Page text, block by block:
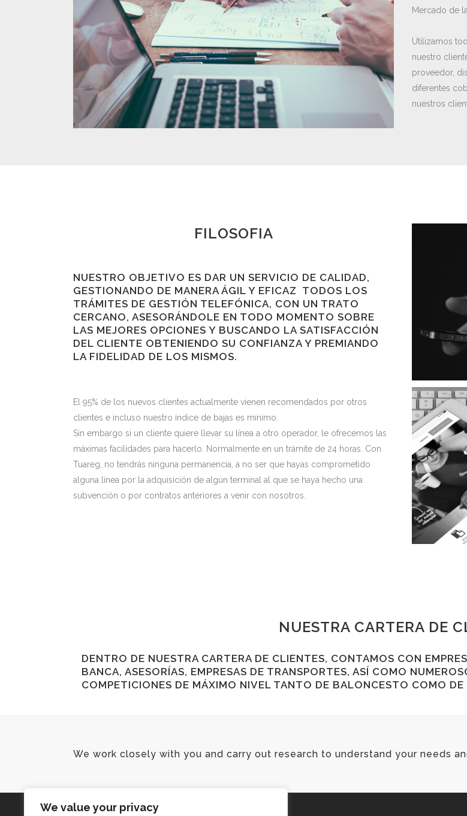
We value your privacy
Mercado de
Utilizamos
nuestro
proveedor,
diferentes
nuestros
FILOSOFIA
NUESTRO OBJETIVO ES DAR UN SERVICIO DE CALIDAD,
GESTIONANDO DE MANERA ÁGIL Y EFICAZ TODOS LOS
TRÁMITES DE GESTIÓN TELEFÓNICA, CON UN TRATO
CERCANO, ASESORÁNDOLE EN TODO MOMENTO SOBRE
LAS MEJORES OPCIONES Y BUSCANDO LA SATISFACCIÓN
DEL CLIENTE OBTENIENDO SU CONFIANZA Y PREMIANDO
LA FIDELIDAD DE LOS MISMOS.
El 95% de los nuevos clientes actualmente vienen recomendados por otros
clientes e incluso nuestro índice de bajas es mínimo.
Sin embargo si un cliente quiere llevar su línea a otro operador, le ofrecemos las
máximas facilidades para hacerlo. Normalmente en un trámite de 24 horas. Con
Tuareg, no tendrás ninguna permanencia, a no ser que hayas comprometido
alguna línea por la adquisición de algún terminal al que se haya hecho una
subvención o por contratos anteriores a venir con nosotros.
NUESTRA CARTERA DE
DENTRO DE NUESTRA CARTERA DE CLIENTES, CONTAMOS CON
BANCA, ASESORÍAS, EMPRESAS DE TRANSPORTES, ASÍ COMO
COMPETICIONES DE MÁXIMO NIVEL TANTO DE BALONCESTO COMO
We work closely with you and carry out research to understand your needs